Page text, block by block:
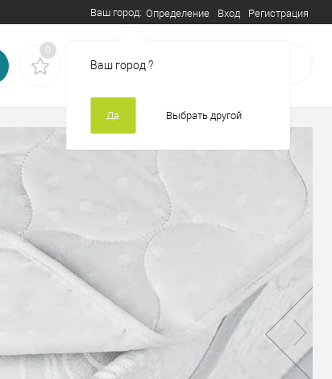
Ваш город: Определение
Ваш город?
Да Выбрать другой
Вход Регистрация
0